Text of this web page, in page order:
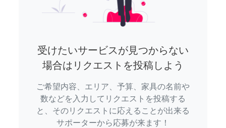
受けたいサービスが見つからない
場合はリクエストを投稿しよう
ご希望内容、エリア、予算、家具の名前や
数などを入力してリクエストを投稿する
と、そのリクエストに応えることが出来る
サポーターから応募が来ます！